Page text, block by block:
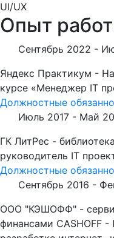
UI/UX
Опыт
Сентябрь 2022 -
Яндекс Практикум -
курсе «Менеджер IT
Должностные
Июль 2017 - Май
ГК ЛитРес -
руководитель IT
Должностные
Сентябрь 2016 -
ООО "КЭШОФФ" -
финансами CASHOFF -